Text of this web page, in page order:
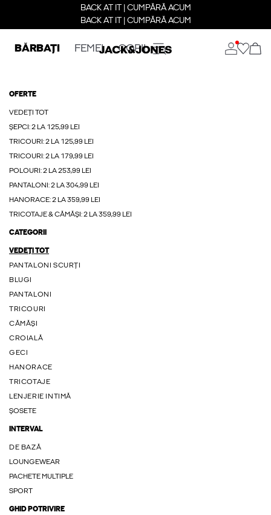
BACK AT IT | CUMPĂRĂ ACUM
BACK AT IT | CUMPĂRĂ ACUM
BĂRBAȚI FEMEI COPII
OFERTE
VEDEȚI TOT
ȘEPCI: 2 LA 125,99 LEI
TRICOURI: 2 LA 125,99 LEI
TRICOURI: 2 LA 179,99 LEI
POLOURI: 2 LA 253,99 LEI
PANTALONI: 2 LA 304,99 LEI
HANORACE: 2 LA 359,99 LEI
TRICOTAJE & CĂMĂȘI: 2 LA 359,99 LEI
CATEGORII
VEDEȚI TOT
PANTALONI SCURȚI
BLUGI
PANTALONI
TRICOURI
CĂMĂȘI
CROIALĂ
GECI
HANORACE
TRICOTAJE
LENJERIE INTIMĂ
ȘOSETE
INTERVAL
DE BAZĂ
LOUNGEWEAR
PACHETE MULTIPLE
SPORT
GHID POTRIVIRE